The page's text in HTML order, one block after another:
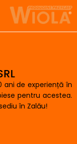
ani de experiență în
pentru acestea.
în Zalău!